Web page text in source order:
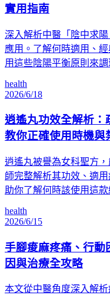
實用指南
深入解析中醫「陰中求
應用。了解何時適用、
用這些陰陽平衡原則來
health
2026/6/18
逍遙丸功效全解析：
教你正確使用時機與
逍遙丸被譽為女科聖方
師完整解析其功效、適
助你了解何時該使用這
health
2026/6/15
手腳痠麻疼痛、行
因與治療全攻略
本文從中醫角度深入解